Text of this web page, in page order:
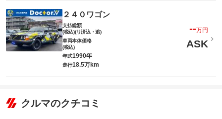
２４０ワゴン
支払総額
(税込)(リ済込・追)
--万円
車両本体価格
(税込)
ASK
年式1990年
走行18.5万km
クルマのクチコミ